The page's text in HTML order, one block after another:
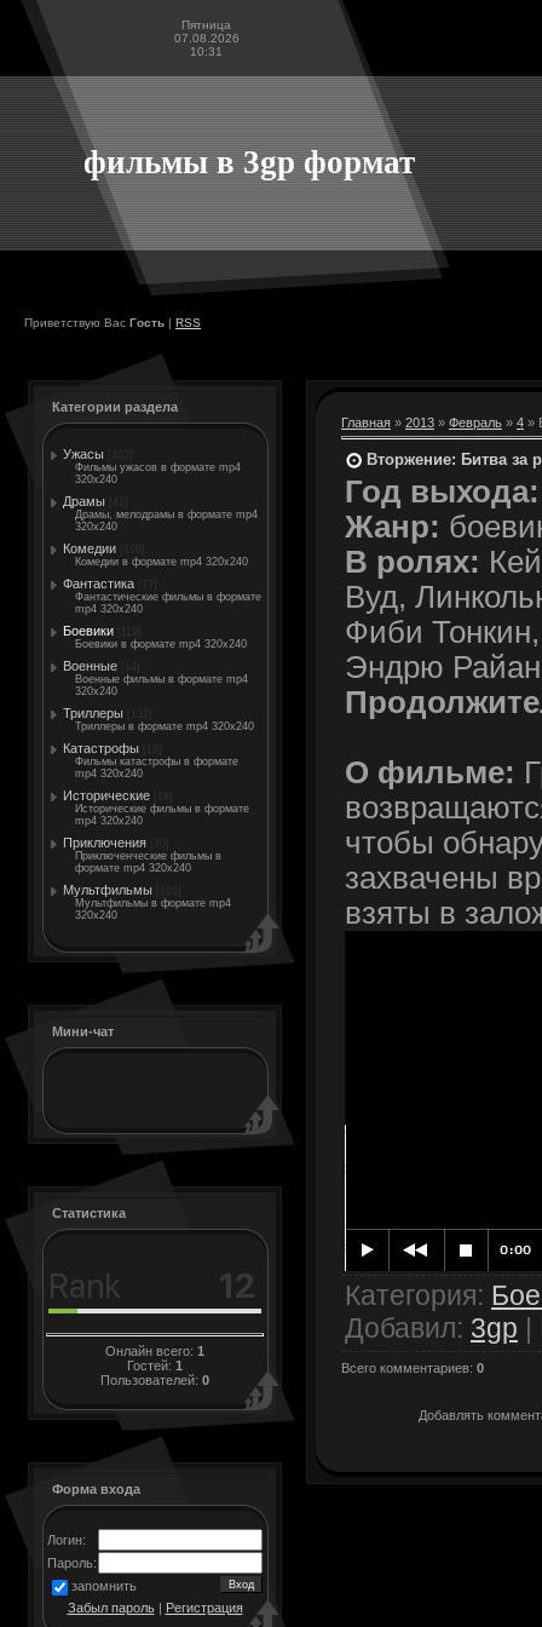
Пятница
07.08.2026
10:31
фильмы в 3gp формат
Приветствую Вас Гость | RSS
Категории раздела
Ужасы
Фильмы ужасов в формате mp4
320x240
Драмы
Драмы, мелодрамы в формате mp4
320x240
Комедии
Комедии в формате mp4 320x240
Фантастика
Фантастические фильмы в формате
mp4 320x240
Боевики
Боевики в формате mp4 320x240
Военные
Военные фильмы в формате mp4
320x240
Триллеры
Триллеры в формате mp4 320x240
Катастрофы
Фильмы катастрофы в формате
mp4 320x240
Исторические
Исторические фильмы в формате
mp4 320x240
Приключения
Приключенческие фильмы в
формате mp4 320x240
Мультфильмы
Мультфильмы в формате mp4
320x240
Мини-чат
Статистика
Онлайн всего: 1
Гостей: 1
Пользователей: 0
Форма входа
Логин:
Пароль:
запомнить
Забыл пароль| Регистрация
Главная » 2013 » Февраль » 4 »
Вторжение: Битва за
Год выхода:
Жанр:
В ролях:
Вуд,
Фиби
Эндрю
О фильме:
чтобы
захвачены
взяты в
Категория:
Добавил: 3gp |
Всего комментариев: 0
Добавлять